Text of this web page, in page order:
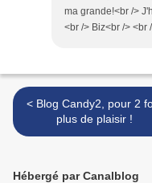
ma grande!<br />
<br /> Biz<br /> <br
< Blog Candy2, pour 2 fois
plus de plaisir !
Hébergé par Canalblog